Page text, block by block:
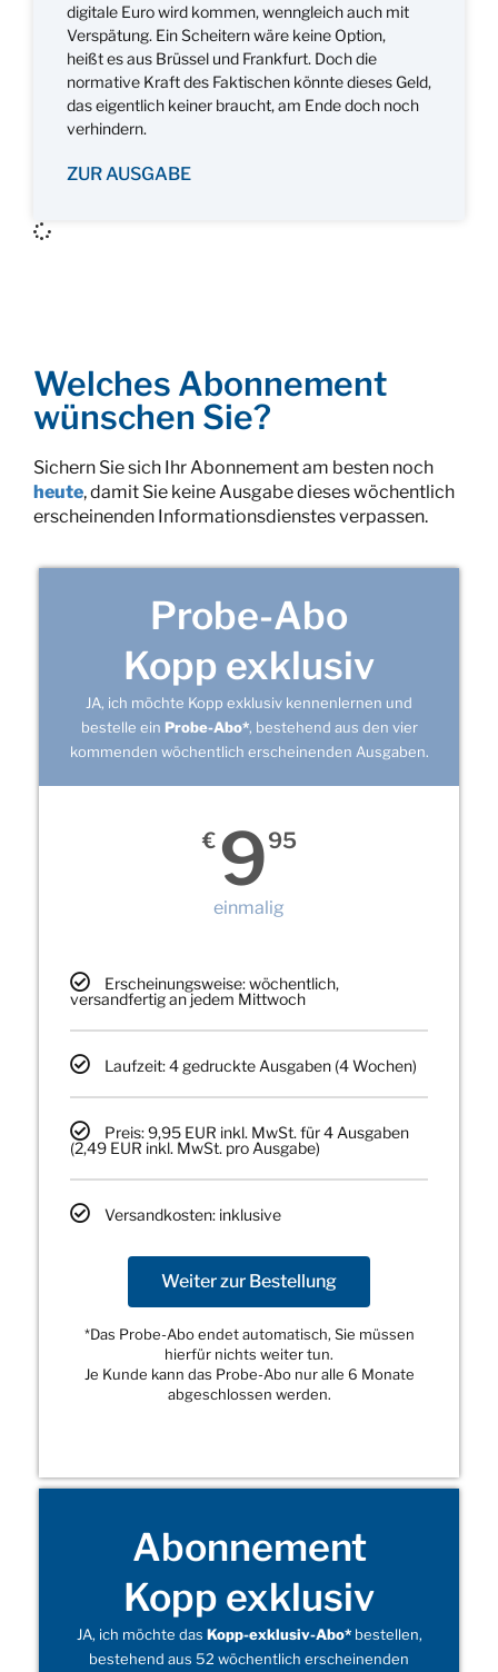
digitale Euro wird kommen, wenngleich auch mit
Verspätung. Ein Scheitern wäre keine Option,
heißt es aus Brüssel und Frankfurt. Doch die
normative Kraft des Faktischen könnte dieses Geld,
das eigentlich keiner braucht, am Ende doch noch
verhindern.
ZUR AUSGABE
Welches Abonnement
wünschen Sie?
Sichern Sie sich Ihr Abonnement am besten noch
heute, damit Sie keine Ausgabe dieses wöchentlich
erscheinenden Informationsdienstes verpassen.
Probe-Abo
Kopp exklusiv
JA, ich möchte Kopp exklusiv kennenlernen und
bestelle ein Probe-Abo*, bestehend aus den vier
kommenden wöchentlich erscheinenden Ausgaben.
€ 995
einmalig
Erscheinungsweise: wöchentlich,
versandfertig an jedem Mittwoch
Laufzeit: 4 gedruckte Ausgaben (4 Wochen)
Preis: 9,95 EUR inkl. MwSt. für 4 Ausgaben
(2,49 EUR inkl. MwSt. pro Ausgabe)
Versandkosten: inklusive
Weiter zur Bestellung
*Das Probe-Abo endet automatisch, Sie müssen
hierfür nichts weiter tun.
Je Kunde kann das Probe-Abo nur alle 6 Monate
abgeschlossen werden.
Abonnement
Kopp exklusiv
JA, ich möchte das Kopp-exklusiv-Abo*bestellen,
bestehend aus 52 wöchentlich erscheinenden